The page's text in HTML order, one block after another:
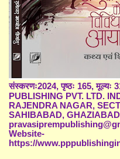
संस्करणः2024, पृष्ठः 165, मूल्यः
PUBLISHING PVT. LTD.
RAJENDRA NAGAR,
SAHIBABAD,
Website-
https://